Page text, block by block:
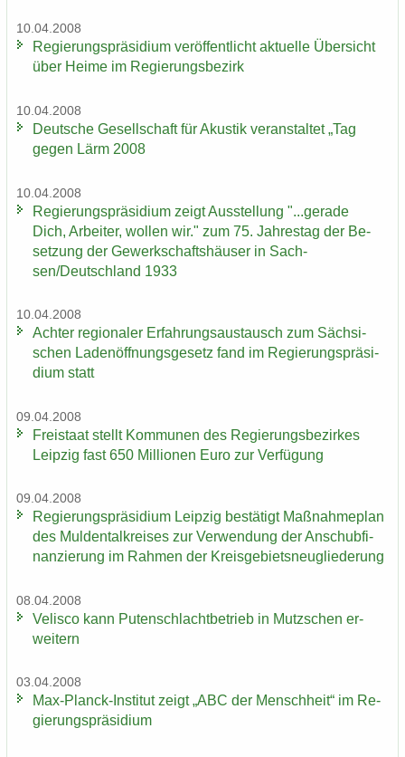
10.04.2008
Re­gie­rungs­prä­si­di­um ver­öf­fent­licht ak­tu­el­le Über­sicht
über Heime im Re­gie­rungs­be­zirk
10.04.2008
Deut­sche Ge­sell­schaft für Akus­tik ver­an­stal­tet „Tag
gegen Lärm 2008
10.04.2008
Re­gie­rungs­prä­si­di­um zeigt Aus­stel­lung "...ge­ra­de
Dich, Ar­bei­ter, wol­len wir." zum 75. Jah­res­tag der Be­
set­zung der Ge­werk­schafts­häu­ser in Sach­
sen/Deutsch­land 1933
10.04.2008
Ach­ter re­gio­na­ler Er­fah­rungs­aus­tausch zum Säch­si­
schen La­den­öff­nungs­ge­setz fand im Re­gie­rungs­prä­si­
di­um statt
09.04.2008
Frei­staat stellt Kom­mu­nen des Re­gie­rungs­be­zir­kes
Leip­zig fast 650 Mil­lio­nen Euro zur Ver­fü­gung
09.04.2008
Re­gie­rungs­prä­si­di­um Leip­zig be­stä­tigt Maß­nah­me­plan
des Mul­den­tal­krei­ses zur Ver­wen­dung der An­schub­fi­
nan­zie­rung im Rah­men der Kreis­ge­biets­neu­glie­de­rung
08.04.2008
Ve­lis­co kann Pu­ten­schlacht­be­trieb in Mutz­schen er­
wei­tern
03.04.2008
Max-​Planck-Institut zeigt „ABC der Mensch­heit“ im Re­
gie­rungs­prä­si­di­um